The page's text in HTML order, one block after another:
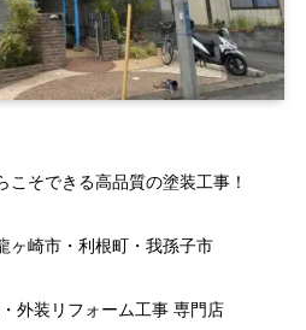
こそできる高品質の塗装工事！
ヶ崎市・利根町・我孫子市
外装リフォーム工事 専門店